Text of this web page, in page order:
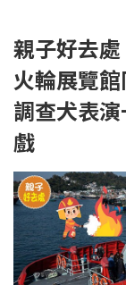
親子好去
火輪展覽館
調查犬表
戲